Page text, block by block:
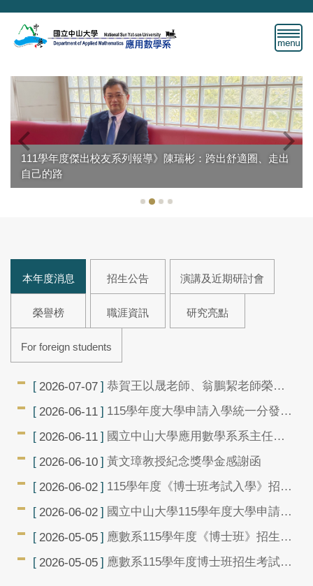
跳
主
容
區
111學年度傑出校友系列報導》陳瑞彬：跨出舒適圈、走出
自己的路
本年度消息 招生公告 演講及近期研討會
榮譽榜 職涯資訊 研究亮點
For foreign students
2026-07-07
恭賀王以晟老師、翁鵬絜老師榮升
副教授
2026-06-11
115學年度大學申請入學統一分發結
果查詢及相關注意事項
2026-06-11
國立中山大學應用數學系系主任徵
求候選人公告(2026/06/11)
2026-06-10 黃文璋教授紀念獎學金感謝函
2026-06-02
115學年度《博士班考試入學》招生
考試錄取榜單
2026-06-02
國立中山大學115學年度大學申請入
學招生考試錄取榜單(含注意事項)
2026-05-05
應數系115學年度《博士班》招生考
試面試時間表
2026-05-05
應數系115學年度博士班招生考試評